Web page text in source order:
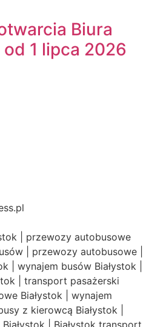
Biura
od 1 lipca 2026
| przewozy autobusowe
| przewozy autobusowe |
| wynajem busów Białystok |
| transport pasażerski
Białystok | wynajem
z kierowcą Białystok |
| Białystok transport